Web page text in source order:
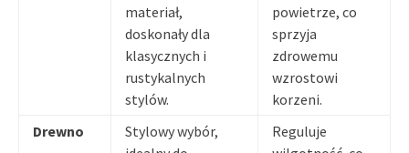
materiał,
doskonały dla
klasycznych i
rustykalnych
stylów.
powietrze, co
sprzyja
zdrowemu
wzrostowi
korzeni.
Drewno
Stylowy wybór,
Reguluje